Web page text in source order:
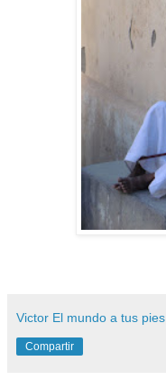
Victor El mundo a tus pies
Compartir